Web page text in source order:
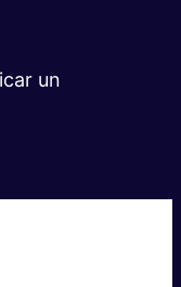
un